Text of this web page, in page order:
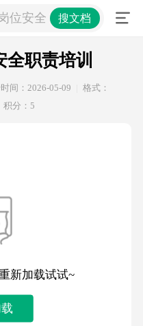
位安全职责培训
搜文档
全职责培训
时间：2026-05-09
格式：
积分：5
新加载试试~